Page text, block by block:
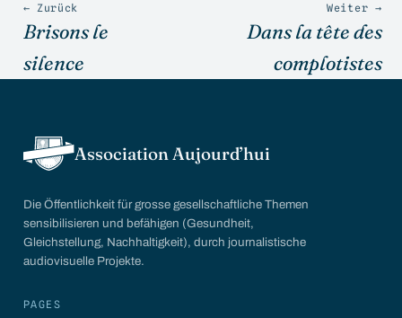
← Zurück
Brisons le
silence
Weiter →
Dans la tête des
complotistes
Association Aujourd’hui
Die Öffentlichkeit für grosse gesellschaftliche Themen
sensibilisieren und befähigen (Gesundheit,
Gleichstellung, Nachhaltigkeit), durch journalistische
audiovisuelle Projekte.
PAGES